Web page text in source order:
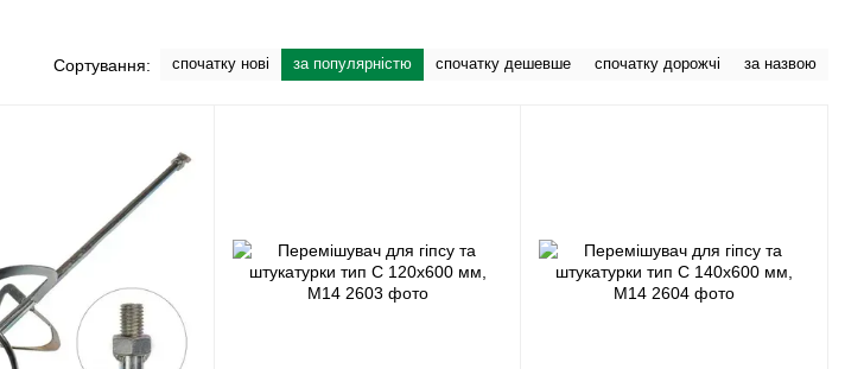
Сортування: спочатку нові за популярністю спочатку дешевше спочатку дорожчі за назвою